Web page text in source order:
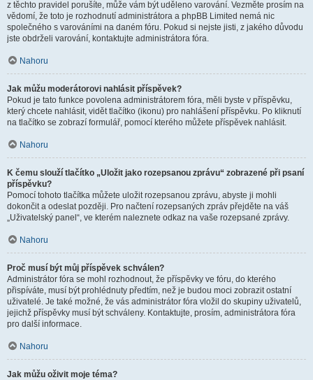
z těchto pravidel porušíte, může vám být uděleno varování. Vezměte prosím na
vědomí, že toto je rozhodnutí administrátora a phpBB Limited nemá nic
společného s varováními na daném fóru. Pokud si nejste jisti, z jakého důvodu
jste obdrželi varování, kontaktujte administrátora fóra.
Nahoru
Jak můžu moderátorovi nahlásit příspěvek?
Pokud je tato funkce povolena administrátorem fóra, měli byste v příspěvku,
který chcete nahlásit, vidět tlačítko (ikonu) pro nahlášení příspěvku. Po kliknutí
na tlačítko se zobrazí formulář, pomocí kterého můžete příspěvek nahlásit.
Nahoru
K čemu slouží tlačítko „Uložit jako rozepsanou zprávu“ zobrazené při psaní
příspěvku?
Pomocí tohoto tlačítka můžete uložit rozepsanou zprávu, abyste ji mohli
dokončit a odeslat později. Pro načtení rozepsaných zpráv přejděte na váš
„Uživatelský panel“, ve kterém naleznete odkaz na vaše rozepsané zprávy.
Nahoru
Proč musí být můj příspěvek schválen?
Administrátor fóra se mohl rozhodnout, že příspěvky ve fóru, do kterého
přispíváte, musí být prohlédnuty předtím, než je budou moci zobrazit ostatní
uživatelé. Je také možné, že vás administrátor fóra vložil do skupiny uživatelů,
jejichž příspěvky musí být schváleny. Kontaktujte, prosím, administrátora fóra
pro další informace.
Nahoru
Jak můžu oživit moje téma?